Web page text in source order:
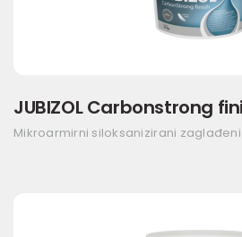
JUBIZOL Carbonstrong
Mikroarmirni siloksanizirani